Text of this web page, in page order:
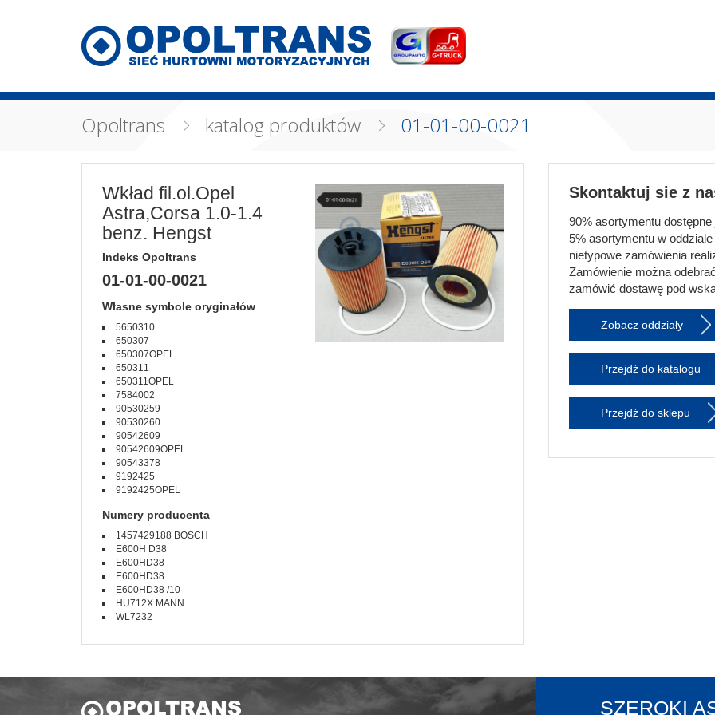
Opoltrans katalog produktów 01-01-00-0021
Wkład fil.ol.Opel
Astra,Corsa 1.0-1.4
benz. Hengst
Indeks Opoltrans
01-01-00-0021
Własne symbole oryginałów
5650310
650307
650307OPEL
650311
650311OPEL
7584002
90530259
90530260
90542609
90542609OPEL
90543378
9192425
9192425OPEL
Numery producenta
1457429188 BOSCH
E600H D38
E600HD38
E600HD38
E600HD38 /10
HU712X MANN
WL7232
Skontaktuj sie z
90% asortymentu
5% asortymentu w
nietypowe zamówienia
Zamówienie można
zamówić dostawę pod
Zobacz oddziały
Przejdź do katalogu
Przejdź do sklepu
SZEROKI